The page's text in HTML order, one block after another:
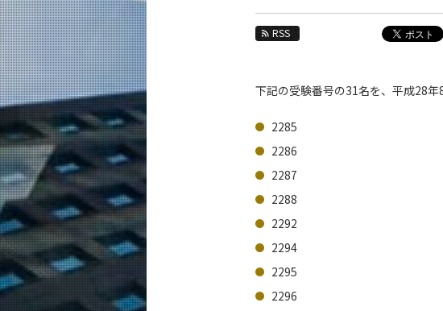
RSS
下記の受験番号の31名を、平成28年
2285
2286
2287
2288
2292
2294
2295
2296
イベントカレンダー